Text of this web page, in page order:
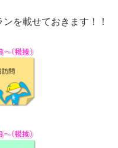
を載せておきます！！